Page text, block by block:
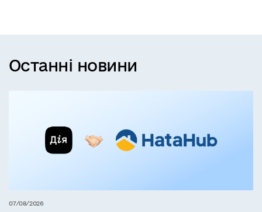
Останні новини
07/08/2026